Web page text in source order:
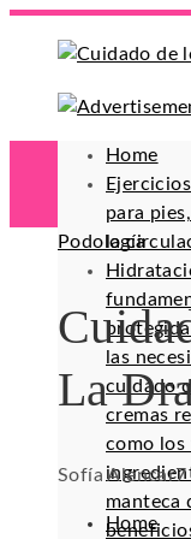
Home
Ejercicios
para
la
las
cuidado
cremas
como los
manteca
Podología
La
Sofía Alencar7
Home